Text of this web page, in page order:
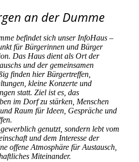
an der Dumme
befindet sich unser InfoHaus –
für Bürgerinnen und Bürger
Das Haus dient als Ort der
und der gemeinsamen
finden hier Bürgertreffen,
kleine Konzerte und
statt. Ziel ist es, das
im Dorf zu stärken, Menschen
Raum für Ideen, Gespräche und
genutzt, sondern lebt vom
und dem Interesse der
offene Atmosphäre für Austausch,
Miteinander.